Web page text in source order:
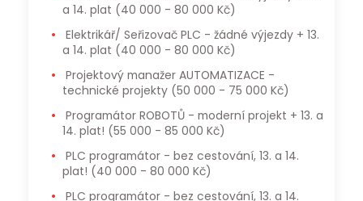
a 14. plat (40 000 - 80 000 Kč)
a 14. plat (40 000 - 80 000 Kč)
technické projekty (50 000 - 75 000 Kč)
14. plat! (55 000 - 85 000 Kč)
plat! (40 000 - 80 000 Kč)